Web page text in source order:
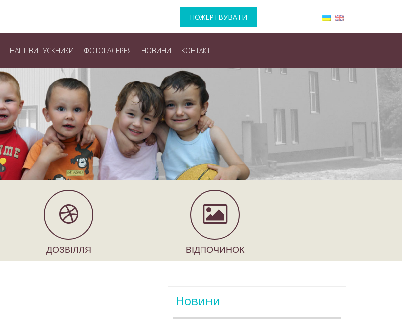
ПОЖЕРТВУВАТИ
НАШІ ВИПУСКНИКИ ФОТОГАЛЕРЕЯ НОВИНИ КОНТАКТ
ДОЗВІЛЛЯ ВІДПОЧИНОК
Новини